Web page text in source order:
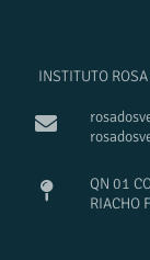
INSTITUTO
QN 01
RIACHO